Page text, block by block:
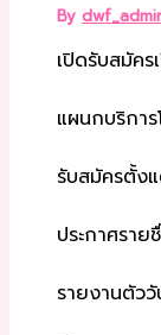
By
เปิดรับสมัค
แผนกบริกา
รับสมัครตั้ง
ประกาศรา
รายงานตัว